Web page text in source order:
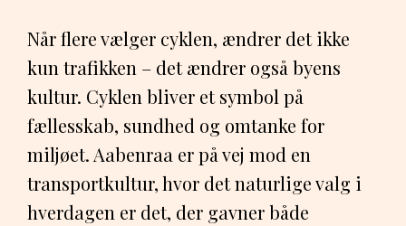
Når flere vælger cyklen, ændrer det ikke
kun trafikken – det ændrer også byens
kultur. Cyklen bliver et symbol på
fællesskab, sundhed og omtanke for
miljøet. Aabenraa er på vej mod en
transportkultur, hvor det naturlige valg i
hverdagen er det, der gavner både